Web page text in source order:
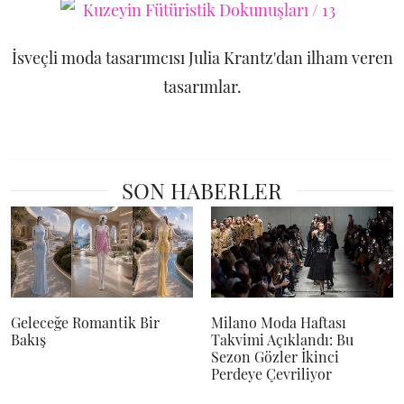
İsveçli moda tasarımcısı Julia Krantz'dan ilham veren
tasarımlar.
SON HABERLER
Geleceğe Romantik Bir
Bakış
Milano Moda Haftası
Takvimi Açıklandı: Bu
Sezon Gözler İkinci
Perdeye Çevriliyor